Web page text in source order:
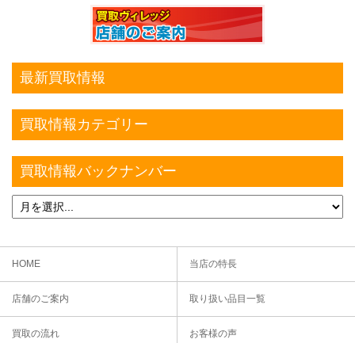
最新買取情報
買取情報カテゴリー
買取情報バックナンバー
HOME 当店の特長
店舗のご案内 取り扱い品目一覧
買取の流れ お客様の声